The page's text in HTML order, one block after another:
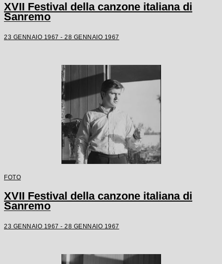
XVII Festival della canzone italiana di
Sanremo
23 GENNAIO 1967 - 28 GENNAIO 1967
FOTO
XVII Festival della canzone italiana di
Sanremo
23 GENNAIO 1967 - 28 GENNAIO 1967